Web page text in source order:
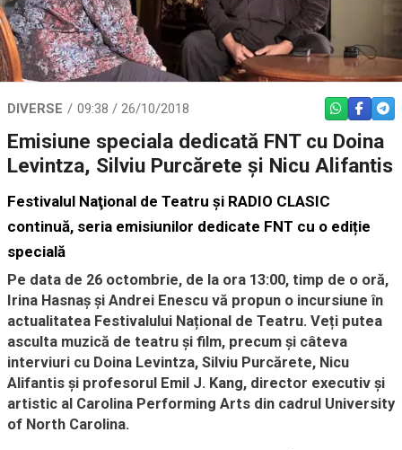
DIVERSE 09:38 / 26/10/2018 WHATSAPP
Emisiune speciala dedicată FNT cu Doina
Levintza, Silviu Purcărete şi Nicu Alifantis
Festivalul Naţional de Teatru şi RADIO CLASIC
continuă, seria emisiunilor dedicate FNT cu o ediție
specială
Pe data de 26 octombrie, de la ora 13:00, timp de o oră,
Irina Hasnaş și Andrei Enescu vă propun o incursiune în
actualitatea Festivalului Național de Teatru. Veți putea
asculta muzică de teatru și film, precum și câteva
interviuri cu Doina Levintza, Silviu Purcărete, Nicu
Alifantis și profesorul Emil J. Kang, director executiv și
artistic al Carolina Performing Arts din cadrul University
of North Carolina.